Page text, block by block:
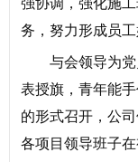
务，努力形成员
与会领导为
表授旗，青年能
的形式召开，公
各项目领导班子在